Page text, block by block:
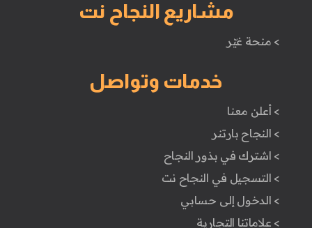
مشاريع النجاح نت
> منحة غيّر
خدمات وتواصل
> أعلن معنا
> النجاح بارتنر
> اشترك في بذور النجاح
> التسجيل في النجاح نت
> الدخول إلى حسابي
> علاماتنا التجارية